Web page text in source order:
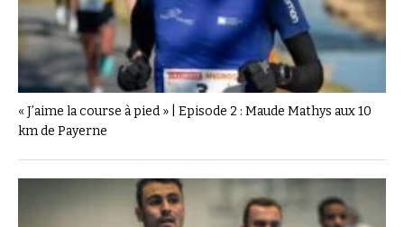
« J’aime la course à pied » | Episode 2 : Maude Mathys aux 10
km de Payerne